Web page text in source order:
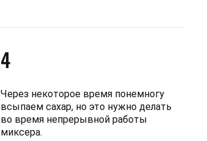
4
Через некоторое время понемногу
всыпаем сахар, но это нужно делать
во время непрерывной работы
миксера.